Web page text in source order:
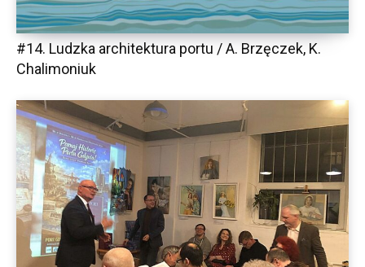
#14. Ludzka architektura portu / A. Brzęczek, K.
Chalimoniuk